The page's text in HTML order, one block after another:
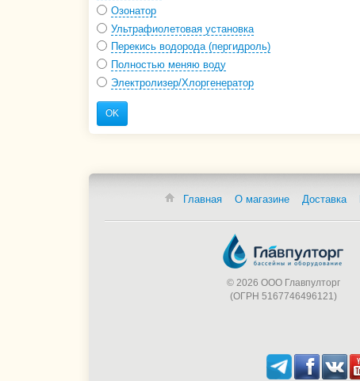
Озонатор
Ультрафиолетовая установка
Перекись водорода (пергидроль)
Полностью меняю воду
Электролизер/Хлоргенератор
OK
Главная О магазине Доставка
© 2026 ООО Главпулторг
(ОГРН 5167746496121)